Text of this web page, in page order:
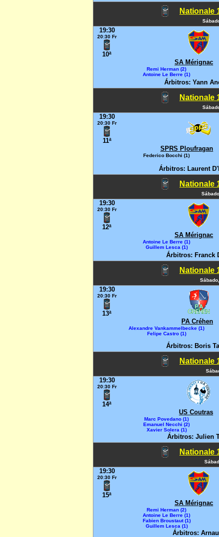
Nationale
19:30
20:30 Fr
10ª
SA Mérignac
Remi Herman (2)
Antoine Le Berre (1)
Árbitros: Yann
Nationale
19:30
20:30 Fr
11ª
SPRS Ploufragan
Federico Bocchi (1)
Árbitros: Laurent
Nationale
19:30
20:30 Fr
12ª
SA Mérignac
Antoine Le Berre (1)
Guillem Lesca (1)
Árbitros: Franck
Nationale
19:30
20:30 Fr
13ª
PA Créhen
Alexandre Vankammelbecke (1)
Felipe Castro (1)
Árbitros: Boris
Nationale
19:30
20:30 Fr
14ª
US Coutras
Marc Povedano (1)
Emanuel Necchi (2)
Xavier Solera (1)
Árbitros: Julien
Nationale
19:30
20:30 Fr
15ª
SA Mérignac
Remi Herman (2)
Antoine Le Berre (1)
Fabien Broustaut (1)
Guillem Lesca (1)
Árbitros: